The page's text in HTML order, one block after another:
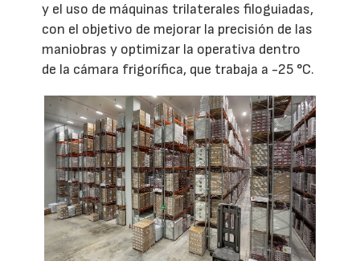
y el uso de máquinas trilaterales filoguiadas,
con el objetivo de mejorar la precisión de las
maniobras y optimizar la operativa dentro
de la cámara frigorífica, que trabaja a -25 °C.